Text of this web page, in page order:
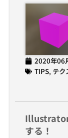
2020年06
TIPS, テク
Illustrator
する！